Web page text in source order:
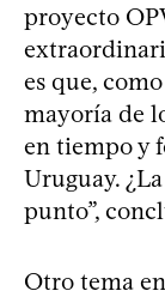
proyecto
es que,
mayoría de
en tiempo y
Uruguay.
punto”,
Otro tema